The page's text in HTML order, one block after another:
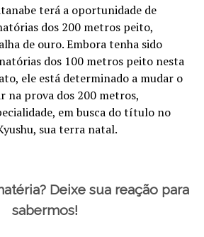
terá a oportunidade de
dos 200 metros peito,
de ouro. Embora tenha sido
dos 100 metros peito nesta
ele está determinado a mudar o
na prova dos 200 metros,
em busca do título no
sua terra natal.
Deixe sua reação para
sabermos!